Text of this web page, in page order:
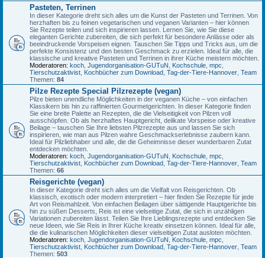
Pasteten, Terrinen
In dieser Kategorie dreht sich alles um die Kunst der Pasteten und Terrinen. Von
herzhaften bis zu feinen vegetarischen und veganen Varianten – hier können
Sie Rezepte teilen und sich inspirieren lassen. Lernen Sie, wie Sie diese
eleganten Gerichte zubereiten, die sich perfekt für besondere Anlässe oder als
beeindruckende Vorspeisen eignen. Tauschen Sie Tipps und Tricks aus, um die
perfekte Konsistenz und den besten Geschmack zu erzielen. Ideal für alle, die
klassische und kreative Pasteten und Terrinen in ihrer Küche meistern möchten.
Moderatoren: koch Jugendorganisation-GUTuN Kochschule mpc
Tierschutzaktivist Kochbücher zum Download Tag-der-Tiere-Hannover Team
Themen: 84
Pilze Rezepte Special Pilzrezepte (vegan)
Pilze bieten unendliche Möglichkeiten in der veganen Küche – von einfachen
Klassikern bis hin zu raffinierten Gourmetgerichten. In dieser Kategorie finden
Sie eine breite Palette an Rezepten, die die Vielseitigkeit von Pilzen voll
ausschöpfen. Ob als herzhaftes Hauptgericht, delikate Vorspeise oder kreative
Beilage – tauschen Sie Ihre liebsten Pilzrezepte aus und lassen Sie sich
inspirieren, wie man aus Pilzen wahre Geschmackserlebnisse zaubern kann.
Ideal für Pilzliebhaber und alle, die die Geheimnisse dieser wunderbaren Zutat
entdecken möchten.
Moderatoren: koch Jugendorganisation-GUTuN Kochschule mpc
Tierschutzaktivist Kochbücher zum Download Tag-der-Tiere-Hannover Team
Themen: 66
Reisgerichte (vegan)
In dieser Kategorie dreht sich alles um die Vielfalt von Reisgerichten. Ob
klassisch, exotisch oder modern interpretiert – hier finden Sie Rezepte für jede
Art von Reismahlzeit. Von einfachen Beilagen über sättigende Hauptgerichte bis
hin zu süßen Desserts, Reis ist eine vielseitige Zutat, die sich in unzähligen
Variationen zubereiten lässt. Teilen Sie Ihre Lieblingsrezepte und entdecken Sie
neue Ideen, wie Sie Reis in Ihrer Küche kreativ einsetzen können. Ideal für alle,
die die kulinarischen Möglichkeiten dieser vielseitigen Zutat ausloten möchten.
Moderatoren: koch Jugendorganisation-GUTuN Kochschule mpc
Tierschutzaktivist Kochbücher zum Download Tag-der-Tiere-Hannover Team
Themen: 503